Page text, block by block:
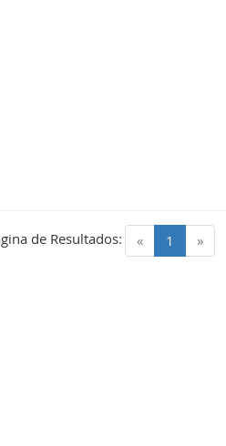
« 1 (current)
»
de Resultados: